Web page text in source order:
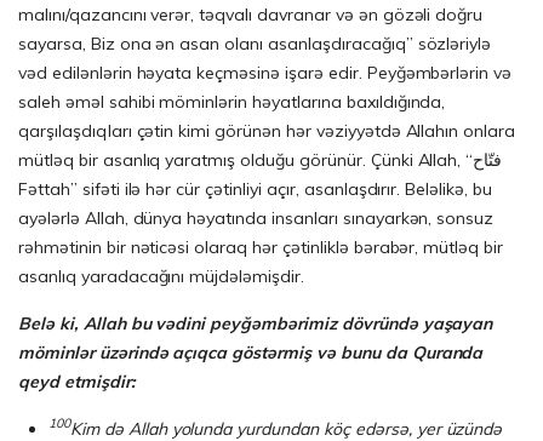
malını/qazancını verər, təqvalı davranar və ən gözəli doğru
sayarsa, Biz ona ən asan olanı asanlaşdıracağıq” sözləriylə
vəd edilənlərin həyata keçməsinə işarə edir. Peyğəmbərlərin və
saleh əməl sahibi möminlərin həyatlarına baxıldığında,
qarşılaşdıqları çətin kimi görünən hər vəziyyətdə Allahın onlara
mütləq bir asanlıq yaratmış olduğu görünür. Çünki Allah, “فتّاح
Fəttah” sifəti ilə hər cür çətinliyi açır, asanlaşdırır. Beləlikə, bu
ayələrlə Allah, dünya həyatında insanları sınayarkən, sonsuz
rəhmətinin bir nəticəsi olaraq hər çətinliklə bərabər, mütləq bir
asanlıq yaradacağını müjdələmişdir.
Belə ki, Allah bu vədini peyğəmbərimiz dövründə yaşayan
möminlər üzərində açıqca göstərmiş və bunu da Quranda
qeyd etmişdir:
100Kim də Allah yolunda yurdundan köç edərsə, yer üzündə